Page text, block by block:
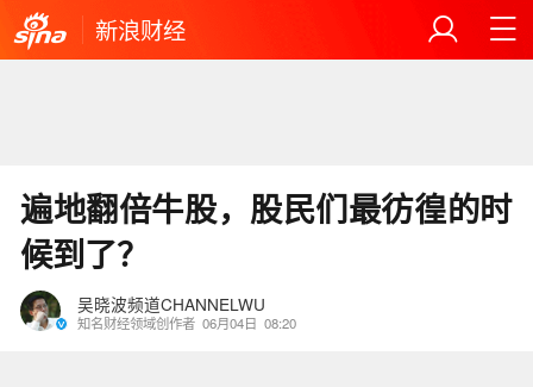
新浪财经
遍地翻倍牛股，股民们最彷徨的时
候到了？
吴晓波频道CHANNELWU
知名财经领域创作者 06月04日 08:20